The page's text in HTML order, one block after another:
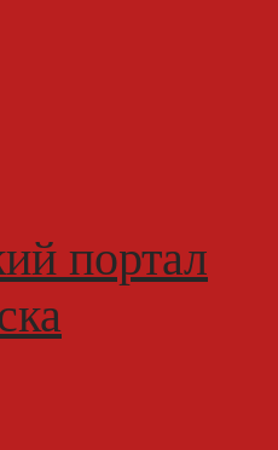
портал